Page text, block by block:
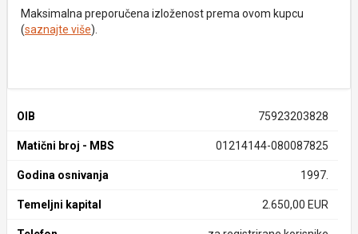
Maksimalna preporučena izloženost prema ovom kupcu
(saznajte više).
OIB 75923203828
Matični broj - MBS 01214144-080087825
Godina osnivanja 1997.
Temeljni kapital 2.650,00 EUR